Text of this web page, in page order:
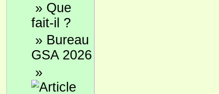
» Que
fait-il ?
» Bureau
GSA 2026
»